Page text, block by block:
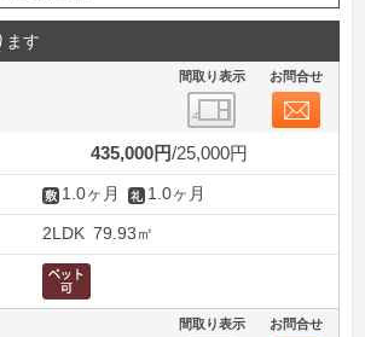
ます
間取り表示 お問合せ
435,000円 25,000円
1.0ヶ月 1.0ヶ月
2LDK 79.93㎡
間取り表示 お問合せ